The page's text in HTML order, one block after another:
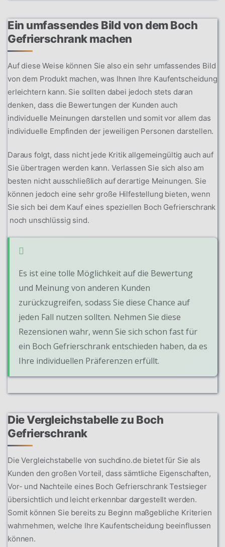
Ein umfassendes Bild von dem Boch
Gefrierschrank machen
Auf diese Weise können Sie also ein sehr umfassendes Bild
von dem Produkt machen, was Ihnen Ihre Kaufentscheidung
erleichtern kann. Sie sollten dabei jedoch stets daran
denken, dass die Bewertungen der Kunden auch
individuelle Meinungen darstellen und somit vor allem das
individuelle Empfinden der jeweiligen Personen darstellen.
Daraus folgt, dass nicht jede Kritik allgemeingültig auch auf
Sie übertragen werden kann. Verlassen Sie sich also am
besten nicht ausschließlich auf derartige Meinungen. Sie
können jedoch eine sehr große Hilfestellung bieten, wenn
Sie sich bei dem Kauf eines speziellen Boch Gefrierschrank
noch unschlüssig sind.
Es ist eine tolle Möglichkeit auf die Bewertung
und Meinung von anderen Kunden
zurückzugreifen, sodass Sie diese Chance auf
jeden Fall nutzen sollten. Nehmen Sie diese
Rezensionen wahr, wenn Sie sich schon fast für
ein Boch Gefrierschrank entschieden haben, da es
Ihre individuellen Präferenzen erfüllt.
Die Vergleichstabelle zu Boch
Gefrierschrank
Die Vergleichstabelle von suchdino.de bietet für Sie als
Kunden den großen Vorteil, dass sämtliche Eigenschaften,
Vor- und Nachteile eines Boch Gefrierschrank Testsieger
übersichtlich und leicht erkennbar dargestellt werden.
Somit können Sie bereits zu Beginn maßgebliche Kriterien
wahrnehmen, welche Ihre Kaufentscheidung beeinflussen
können.